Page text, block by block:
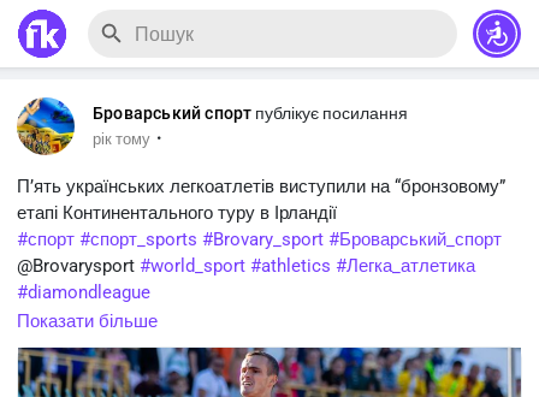
Броварський спорт публікує посилання
рік тому ·
П’ять українських легкоатлетів виступили на “бронзовому”
етапі Континентального туру в Ірландії
#спорт #спорт_sports #Brovary_sport #Броварський_спорт
@Brovarysport #world_sport #athletics #Легка_атлетика
#diamondleague
https://brovarysport.net.ua/?p=34097
Показати більше